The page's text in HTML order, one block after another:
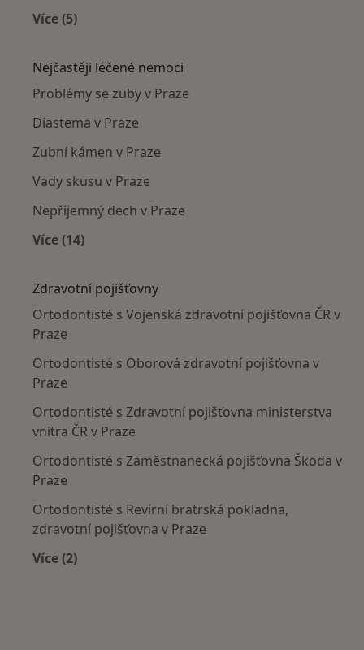
Více (5)
Nejčastěji léčené nemoci
Problémy se zuby v Praze
Diastema v Praze
Zubní kámen v Praze
Vady skusu v Praze
Nepříjemný dech v Praze
Více (14)
Zdravotní pojišťovny
Ortodontisté s Vojenská zdravotní pojišťovna ČR v
Praze
Ortodontisté s Oborová zdravotní pojišťovna v
Praze
Ortodontisté s Zdravotní pojišťovna ministerstva
vnitra ČR v Praze
Ortodontisté s Zaměstnanecká pojišťovna Škoda v
Praze
Ortodontisté s Revírní bratrská pokladna,
zdravotní pojišťovna v Praze
Více (2)